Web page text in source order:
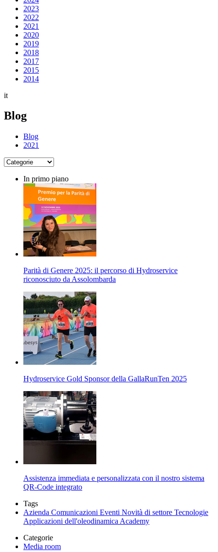
2023
2022
2021
2020
2019
2018
2017
2015
2014
it
Blog
Blog
2021
In primo piano
Parità di Genere 2025: il percorso di Hydroservice
riconosciuto da Assolombarda
Hydroservice Gold Sponsor della GallaRunTen 2025
Assistenza immediata e personalizzata con il nostro sistema
QR-Code integrato
Tags
Azienda Comunicazioni Eventi Novità di settore Tecnologie
Applicazioni dell'oleodinamica Academy
Categorie
Media room